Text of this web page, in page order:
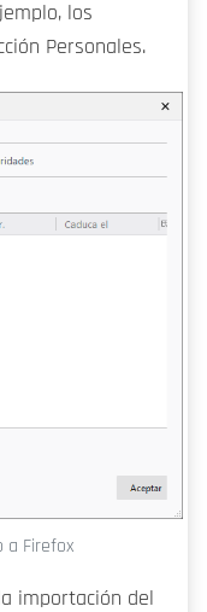
los
Personales.
a Firefox
importación del